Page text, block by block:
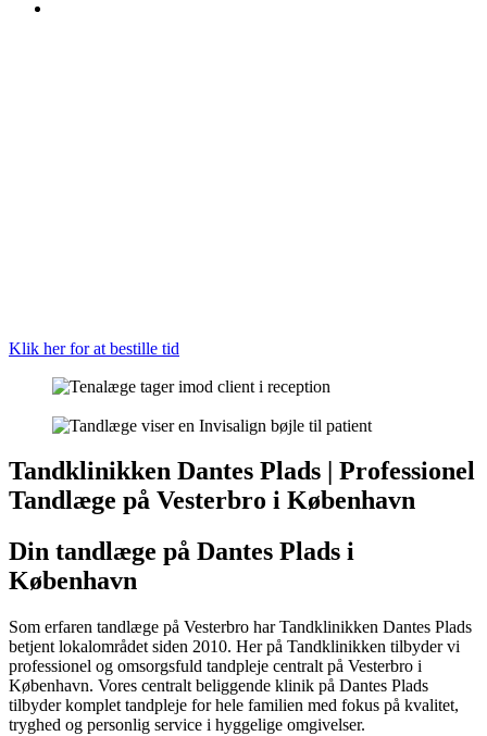
Klik her for at bestille tid
Tandklinikken Dantes Plads | Professionel
Tandlæge på Vesterbro i København
Din tandlæge på Dantes Plads i
København
Som erfaren tandlæge på Vesterbro har Tandklinikken Dantes Plads
betjent lokalområdet siden 2010. Her på Tandklinikken tilbyder vi
professionel og omsorgsfuld tandpleje centralt på Vesterbro i
København. Vores centralt beliggende klinik på Dantes Plads
tilbyder komplet tandpleje for hele familien med fokus på kvalitet,
tryghed og personlig service i hyggelige omgivelser.